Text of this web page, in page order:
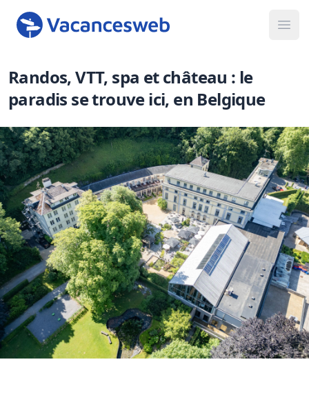
Randos, VTT, spa et château : le
paradis se trouve ici, en Belgique